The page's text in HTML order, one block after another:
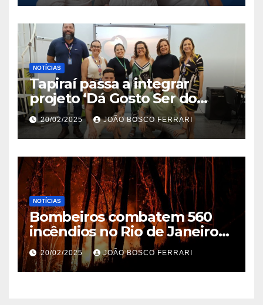
NOTÍCIAS
Tapiraí passa a integrar
projeto ‘Dá Gosto Ser do
Ribeira’ | ASN São Paulo
20/02/2025 JOÃO BOSCO FERRARI
NOTÍCIAS
Bombeiros combatem 560
incêndios no Rio de Janeiro
em 2025
20/02/2025 JOÃO BOSCO FERRARI